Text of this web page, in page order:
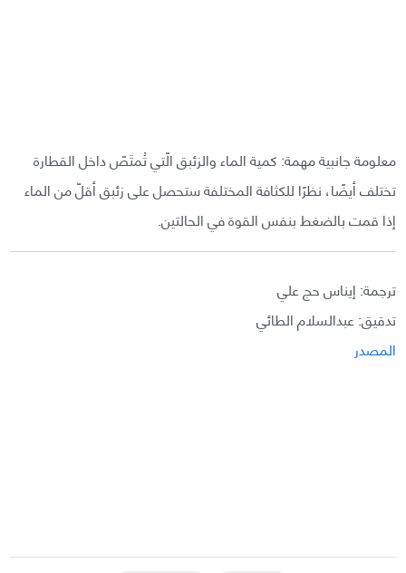
معلومة جانبية مهمة: كمية الماء والزئبق الّتي تُمتَصّ داخل القطارة
تختلف أيضًا، نظرًا للكثافة المختلفة ستحصل على زئبق أقلّ من الماء
إذا قمت بالضغط بنفس القوة في الحالتين.
ترجمة: إيناس حج علي
تدقيق: عبدالسلام الطائي
المصدر